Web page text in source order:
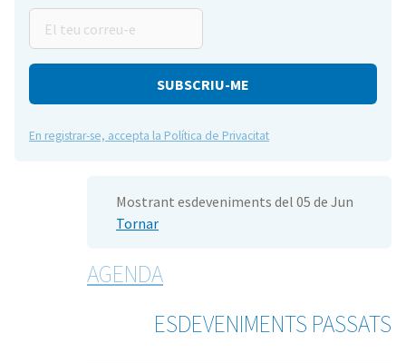
teu
correu-
En registrar-se, accepta la Política de Privacitat
Mostrant esdeveniments del 05 de Jun
Tornar
AGENDA
ESDEVENIMENTS PASSATS